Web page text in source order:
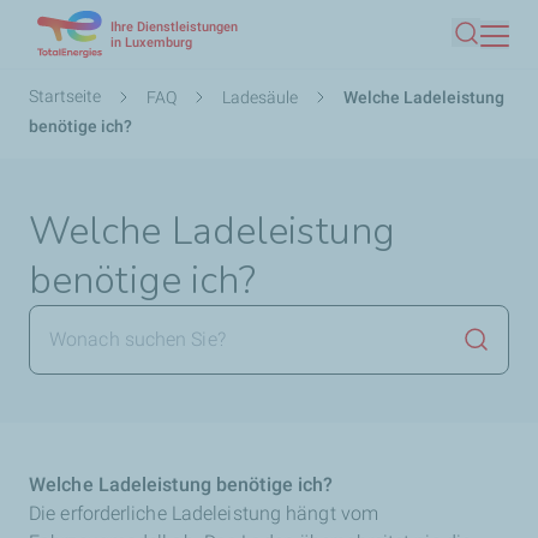
Inhalt
Ihre Dienstleistungen
in Luxemburg
Suche
Pfadnavigation
Startseite FAQ Ladesäule
Welche Ladeleistung
benötige ich?
Welche Ladeleistung
benötige ich?
Suche
Welche Ladeleistung benötige ich?
Die erforderliche Ladeleistung hängt vom